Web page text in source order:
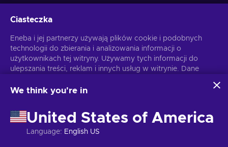
Subskrybuj
Możesz anulować subskrypcję w dowolnej chwili. Sprawdź Politykę
Ciasteczka
Eneba i jej partnerzy używają plików cookie i podobnych
technologii do zbierania i analizowania informacji o
użytkownikach tej witryny. Używamy tych informacji do
ulepszania treści, reklam i innych usług w witrynie. Dane
do personalizacji reklam.
korzystanie z tych technologii przez firmę Eneba i jej
partnerów. Zgodę można dostosować, klikając przycisk
"Dostosuj".
We think you're in
United States of America
Language: English US